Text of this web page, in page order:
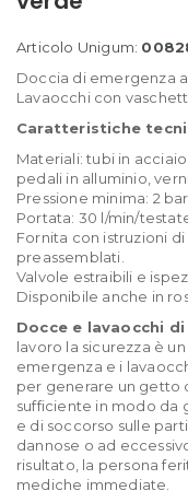
Articolo Unigum:
Doccia di emergenza
Lavaocchi con
Caratteristiche
Materiali: tubi in
pedali in alluminio,
Pressione minima: 2 bar.
Portata: 30 l/min/
Fornita con istruzioni
preassemblati.
Valvole estraibili e
Disponibile anche in
Docce e lavaocchi
lavoro la sicurezza è
emergenza e i
per generare un getto
sufficiente in modo da
e di soccorso sulle
dannose o ad
risultato, la persona
mediche immediate.